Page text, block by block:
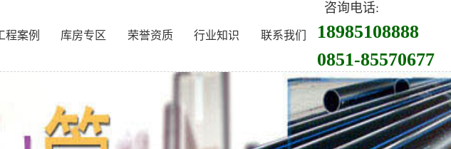
程案例 库房专区 荣誉资质 行业知识 联系我们
咨询电话:
18985108888
0851-85570677